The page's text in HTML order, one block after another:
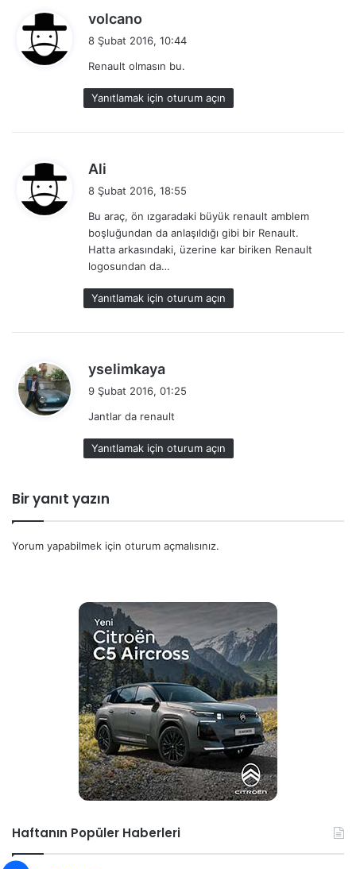
volcano
i
k
i
8 Şubat 2016, 10:44
Renault olmasın bu.
Yanıtlamak için oturum açın
Ali
i
k
i
8 Şubat 2016, 18:55
Bu araç, ön ızgaradaki büyük renault amblem
boşluğundan da anlaşıldığı gibi bir Renault.
Hatta arkasındaki, üzerine kar biriken Renault
logosundan da…
Yanıtlamak için oturum açın
yselimkaya
i
k
i
9 Şubat 2016, 01:25
Jantlar da renault
Yanıtlamak için oturum açın
Bir yanıt yazın
Yorum yapabilmek için oturum açmalısınız.
Haftanın Popüler Haberleri